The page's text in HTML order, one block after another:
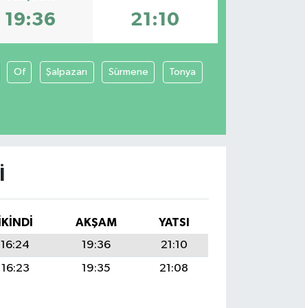
19:36 21:10
Of Şalpazarı Sürmene Tonya
İKINDI AKŞAM
YATSI
16:24 19:36
21:10
16:23 19:35 21:08